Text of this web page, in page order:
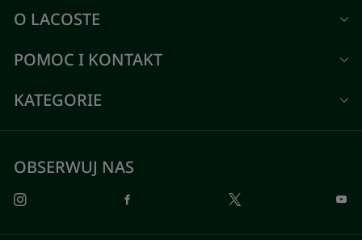
O LACOSTE
POMOC I KONTAKT
KATEGORIE
OBSERWUJ NAS